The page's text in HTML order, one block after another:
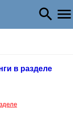
в разделе